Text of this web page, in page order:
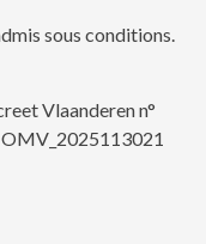
sous conditions.
Vlaanderen n°
OMV_2025113021